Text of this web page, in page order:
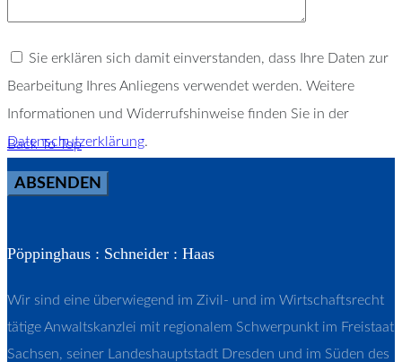
Sie erklären sich damit einverstanden, dass Ihre Daten zur
Bearbeitung Ihres Anliegens verwendet werden. Weitere
Informationen und Widerrufshinweise finden Sie in der
Datenschutzerklärung.
Back To Top
Pöppinghaus : Schneider : Haas
Wir sind eine überwiegend im Zivil- und im Wirtschaftsrecht
tätige Anwaltskanzlei mit regionalem Schwerpunkt im Freistaat
Sachsen, seiner Landeshauptstadt Dresden und im Süden des